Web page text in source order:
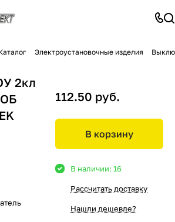
Электроустановочные изделия
2кл
112.50 руб.
В корзину
В наличии: 16
Рассчитать доставку
Нашли дешевле?